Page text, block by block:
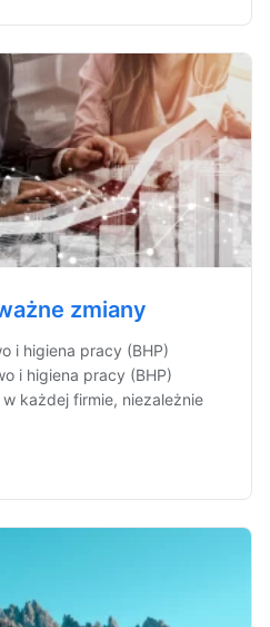
zmiany
i higiena pracy (BHP)
i higiena pracy (BHP)
każdej firmie, niezależnie